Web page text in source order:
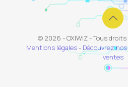
© 2026 - OXIWIZ - Tous
Mentions légales- Découvrez
ventes